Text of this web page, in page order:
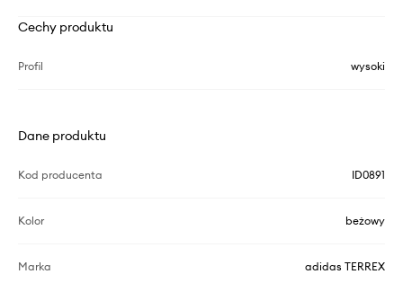
Cechy produktu
Profil wysoki
Dane produktu
Kod producenta ID0891
Kolor beżowy
Marka adidas TERREX